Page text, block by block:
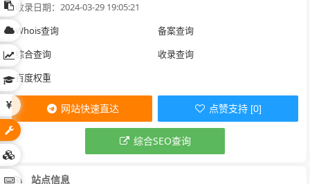
收录日期：2024-03-29 19:05:21
Whois查询
备案查询
综合查询
收录查询
百度权重
网站快速直达 点赞支持 [0]
综合SEO查询
站点信息